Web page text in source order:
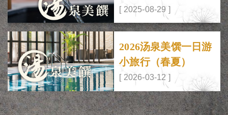
[ 2025-08-29 ]
2026汤泉美馔一日游
小旅行（春夏）
[ 2026-03-12 ]